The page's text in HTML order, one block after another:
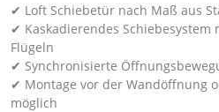
✔ Loft Schiebetür nach Maß aus
✔ Kaskadierendes Schiebesystem
Flügeln
✔ Synchronisierte
✔ Montage vor der Wandöffnung
möglich